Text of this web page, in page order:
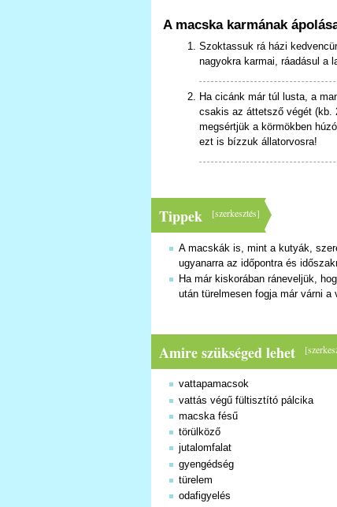
A macska karmának
Szoktassuk rá házi
nagyokra karmai, ráadásul a
Ha cicánk már túl lusta, a
csakis az áttetsző végét (kb.
megsértjük a körmökben
ezt is bízzuk állatorvosra!
[szerkesztés]
Tippek
A macskák is, mint a kutyák,
ugyanarra az időpontra és
Ha már kiskorában ráneveljük,
után türelmesen fogja már várni
[
Amire szükséged lehet
vattapamacsok
vattás végű fültisztító pálcika
macska fésű
törülköző
jutalomfalat
gyengédség
türelem
odafigyelés